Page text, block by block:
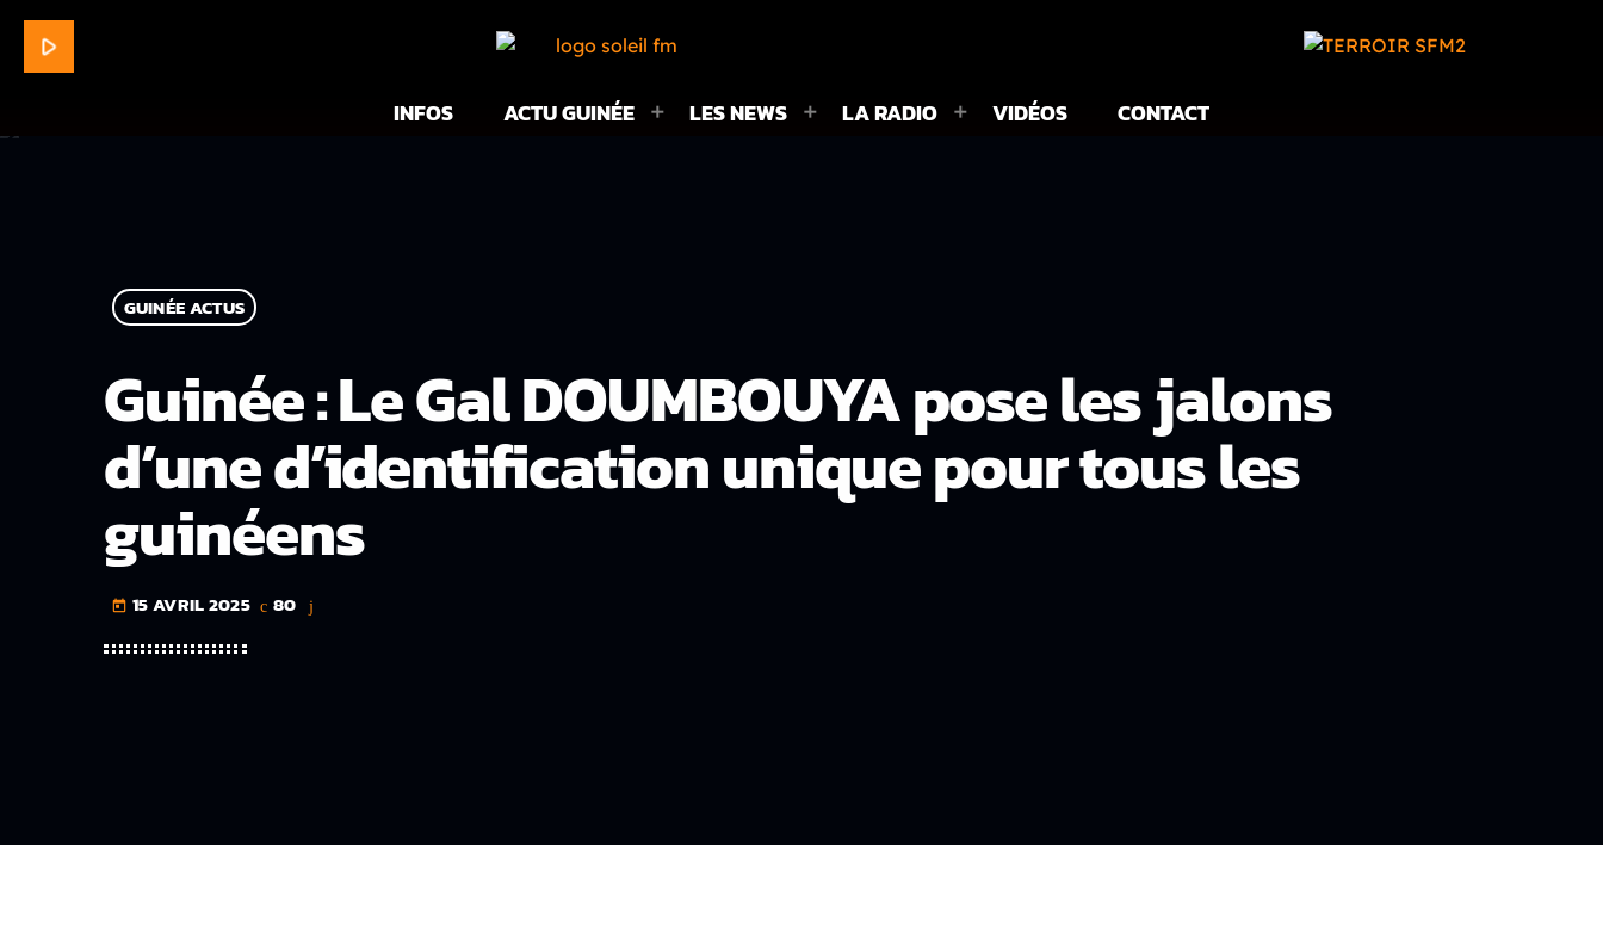
play_arrow
INFOS ACTU GUINÉE LES NEWS LA RADIO VIDÉOS CONTACT
GUINÉE ACTUS
Guinée : Le Gal DOUMBOUYA pose les jalons
d’une d’identification unique pour tous les
guinéens
today 15 AVRIL 2025 80